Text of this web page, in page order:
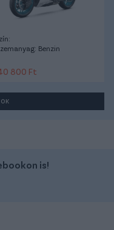
Benzin
800 Ft
is!